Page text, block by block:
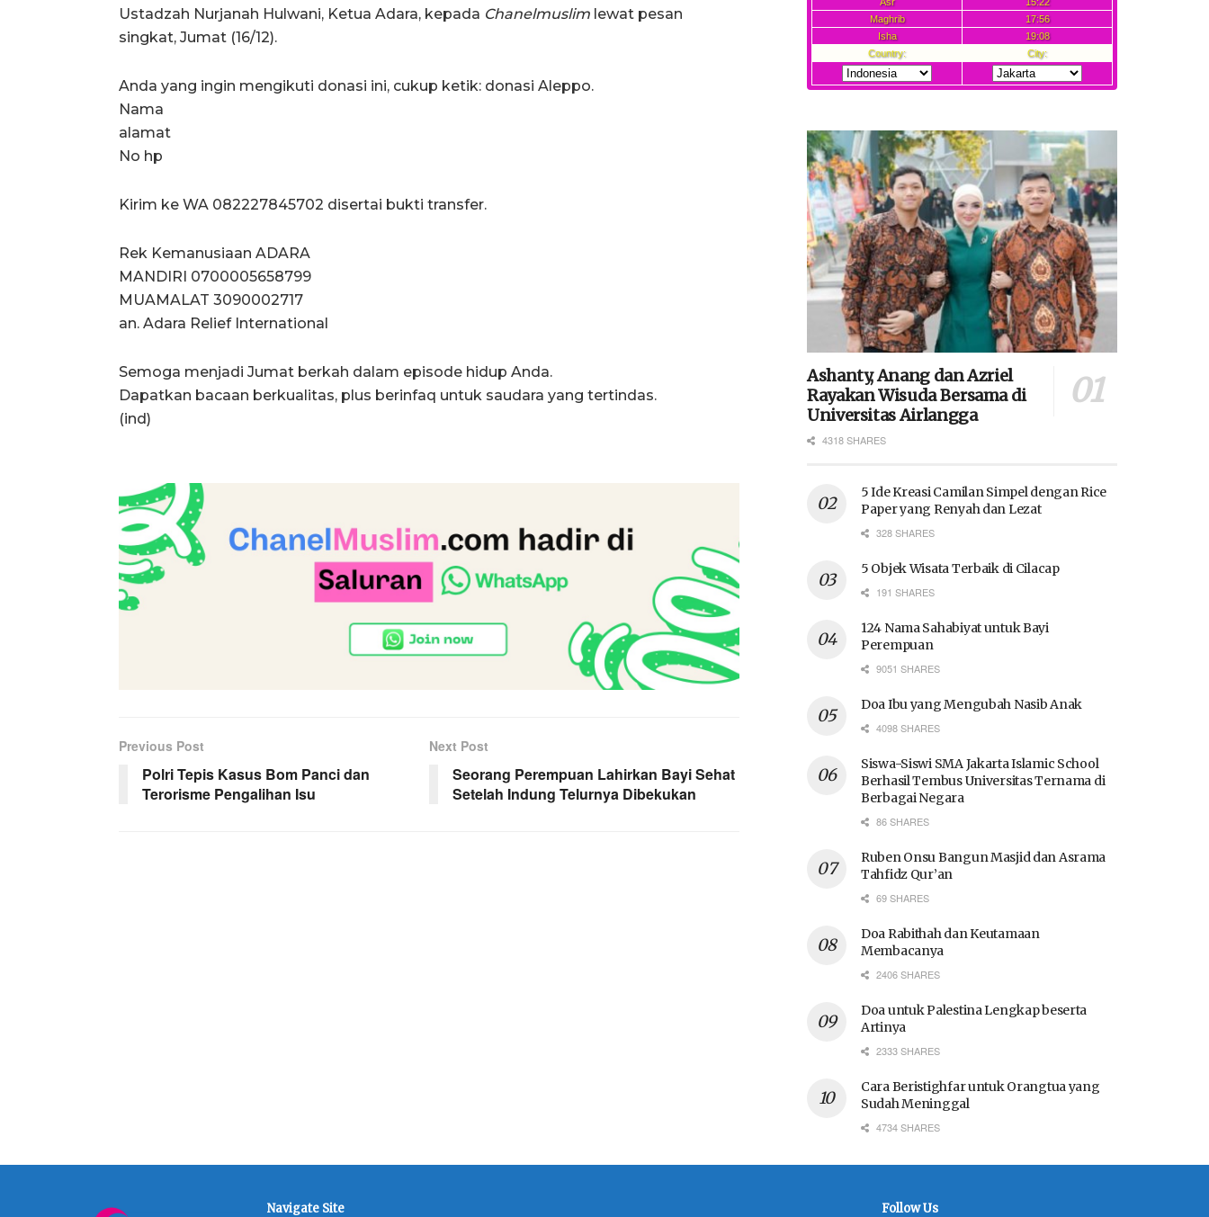
Ustadzah Nurjanah Hulwani, Ketua Adara, kepada Chanelmuslim lewat pesan
singkat, Jumat (16/12).
Anda yang ingin mengikuti donasi ini, cukup ketik: donasi Aleppo.
Nama
alamat
No hp
Kirim ke WA 082227845702 disertai bukti transfer.
Rek Kemanusiaan ADARA
MANDIRI 0700005658799
MUAMALAT 3090002717
an. Adara Relief International
Semoga menjadi Jumat berkah dalam episode hidup Anda.
Dapatkan bacaan berkualitas, plus berinfaq untuk saudara yang tertindas.
(ind)
Previous Post
Polri Tepis Kasus Bom Panci dan
Terorisme Pengalihan Isu
Next Post
Seorang Perempuan Lahirkan Bayi Sehat
Setelah Indung Telurnya Dibekukan
Ashanty, Anang dan Azriel
Rayakan Wisuda Bersama di
Universitas Airlangga
4318 SHARES
5 Ide Kreasi Camilan Simpel dengan Rice
Paper yang Renyah dan Lezat
328 SHARES
5 Objek Wisata Terbaik di Cilacap
191 SHARES
124 Nama Sahabiyat untuk Bayi
Perempuan
9051 SHARES
Doa Ibu yang Mengubah Nasib Anak
4098 SHARES
Siswa-Siswi SMA Jakarta Islamic School
Berhasil Tembus Universitas Ternama di
Berbagai Negara
86 SHARES
Ruben Onsu Bangun Masjid dan Asrama
Tahfidz Qur’an
69 SHARES
Doa Rabithah dan Keutamaan
Membacanya
2406 SHARES
Doa untuk Palestina Lengkap beserta
Artinya
2333 SHARES
Cara Beristighfar untuk Orangtua yang
Sudah Meninggal
4734 SHARES
Navigate Site Follow Us